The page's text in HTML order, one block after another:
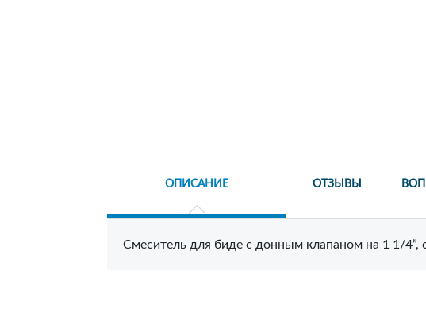
ОПИСАНИЕ ОТЗЫВЫ
Смеситель для биде с донным клапаном на 1 1/4”,